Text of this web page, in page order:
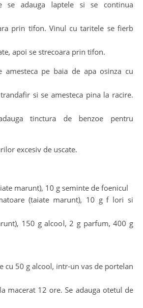
se adauga laptele si se continua
prin tifon. Vinul cu taritele se fierb
apoi se strecoara prin tifon.
pe baia de apa osinza cu
si se amesteca pina la racire.
tinctura de benzoe pentru
excesiv de uscate.
marunt), 10 g seminte de foenicul
(taiate marunt), 10 g f lori si
150 g alcool, 2 g parfum, 400 g
cu 50 g alcool, intr-un vas de portelan
macerat 12 ore. Se adauga otetul de